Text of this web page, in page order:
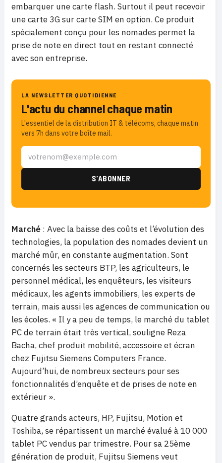
embarquer une carte flash. Surtout il peut recevoir
une carte 3G sur carte SIM en option. Ce produit
spécialement conçu pour les nomades permet la
prise de note en direct tout en restant connecté
avec son entreprise.
LA NEWSLETTER QUOTIDIENNE
L'actu du channel chaque matin
L'essentiel de la distribution IT & télécoms, chaque matin
vers 7h dans votre boîte mail.
Marché : Avec la baisse des coûts et l’évolution des
technologies, la population des nomades devient un
marché mûr, en constante augmentation. Sont
concernés les secteurs BTP, les agriculteurs, le
personnel médical, les enquêteurs, les visiteurs
médicaux, les agents immobiliers, les experts de
terrain, mais aussi les agences de communication ou
les écoles. « Il y a peu de temps, le marché du tablet
PC de terrain était très vertical, souligne Reza
Bacha, chef produit mobilité, accessoire et écran
chez Fujitsu Siemens Computers France.
Aujourd’hui, de nombreux secteurs pour ses
fonctionnalités d’enquête et de prises de note en
extérieur ».
Quatre grands acteurs, HP, Fujitsu, Motion et
Toshiba, se répartissent un marché évalué à 10 000
tablet PC vendus par trimestre. Pour sa 25ème
génération de produit, Fujitsu Siemens veut